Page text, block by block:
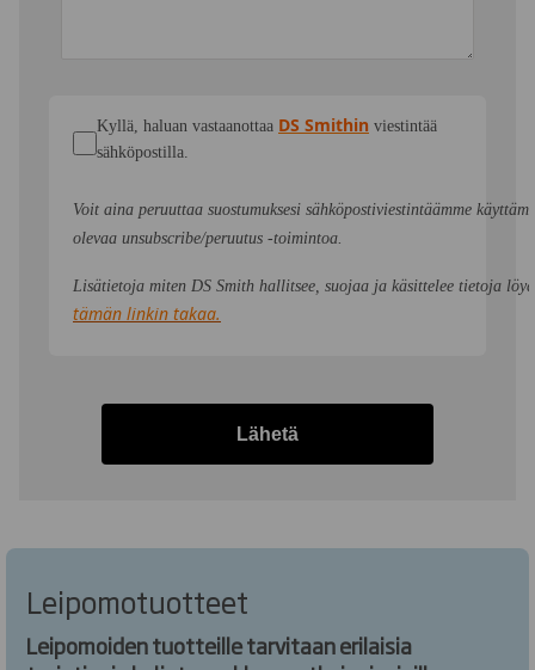
Kyllä, haluan vastaanottaa DS Smithin viestintää
sähköpostilla.
Voit aina peruuttaa suostumuksesi sähköpostiviestintäämme
olevaa unsubscribe/peruutus -toimintoa.
Lisätietoja miten DS Smith hallitsee, suojaa ja käsittelee tietoja
tämän linkin takaa.
Lähetä
Leipomotuotteet
Leipomoiden tuotteille tarvitaan erilaisia